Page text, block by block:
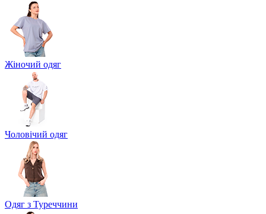
Жіночий одяг
Чоловічий одяг
Одяг з Туреччини